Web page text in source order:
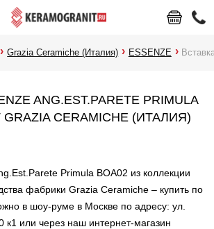
Grazia Ceramiche (Италия) ESSENZE
ANG.EST.PARETE PRIMULA
GRAZIA CERAMICHE (ИТАЛИЯ)
Primula BOA02 из коллекции
фабрики Grazia Ceramiche – купить по
в шоу-руме в Москве по адресу: ул.
к1 или через наш интернет-магазин